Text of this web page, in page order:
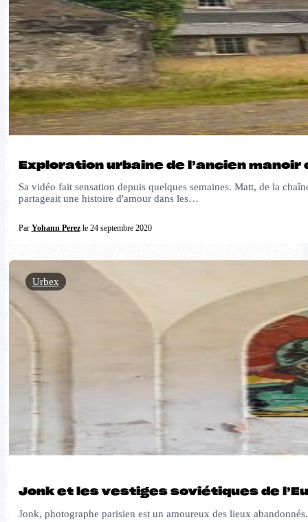
Exploration urbaine de l’ancien manoir
Sa vidéo fait sensation depuis quelques semaines. Matt, de la
partageait une histoire d'amour dans les…
Par Yohann Perezle 24 septembre 2020
Jonk et les vestiges soviétiques de
Jonk, photographe parisien est un amoureux des lieux
Urbex